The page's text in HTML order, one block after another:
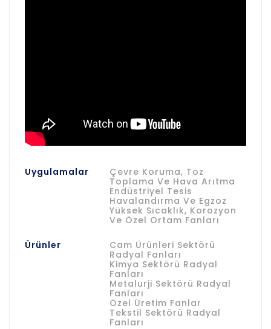
Uygulamalar
Çevre Koruma, Toz
Toplama Ve Hava Arıtma
Endüstriyel Tesis
Havalandırma Ve Egzoz
Yüksek Sıcaklık, Korozyon
Ve Özel Ortam Fanları
Ürünler
Cam Ürünleri Sektörü
Radyal Fanları
Kimya Sektörü Radyal
Fanları
Metalurji Sektörü Radyal
Fanları
Özel Üretim Fanlar
Tekstil Sektörü Radyal
Fanları